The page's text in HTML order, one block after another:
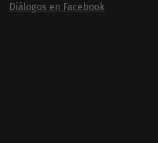
Diálogos en Facebook